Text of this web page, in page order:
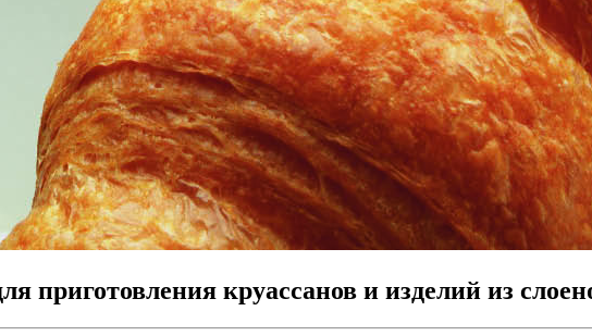
приготовления круассанов и изделий из